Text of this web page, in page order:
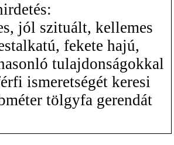
jól szituált, kellemes
fekete hajú,
tulajdonságokkal
ismeretségét keresi
tölgyfa gerendát